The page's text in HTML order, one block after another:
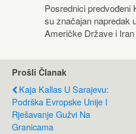
Posrednici predvođeni
su značajan napredak
Američke Države i
Prošli Članak
Kaja Kallas U Sarajevu:
Podrška Evropske Unije I
Rješavanje Gužvi Na
Granicama